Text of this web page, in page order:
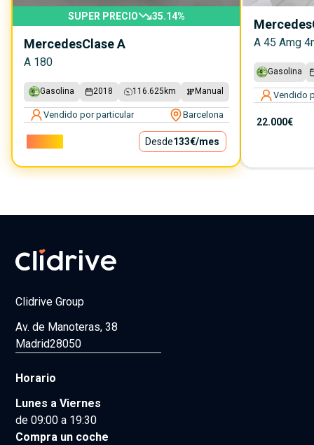
SUPER PRECIO 35.14%
MercedesClase A
A 180
Gasolina 2018 116.625 km Manual
Vendido por particular Barcelona
Desde133€/mes
Mercedes
A 45 Amg
Gasolina
Vendido
22.000€
Clidrive Group
Av. de Manoteras, 38
Madrid28050
Horario
Lunes a Viernes
de 09:00 a 19:30
Compra un coche